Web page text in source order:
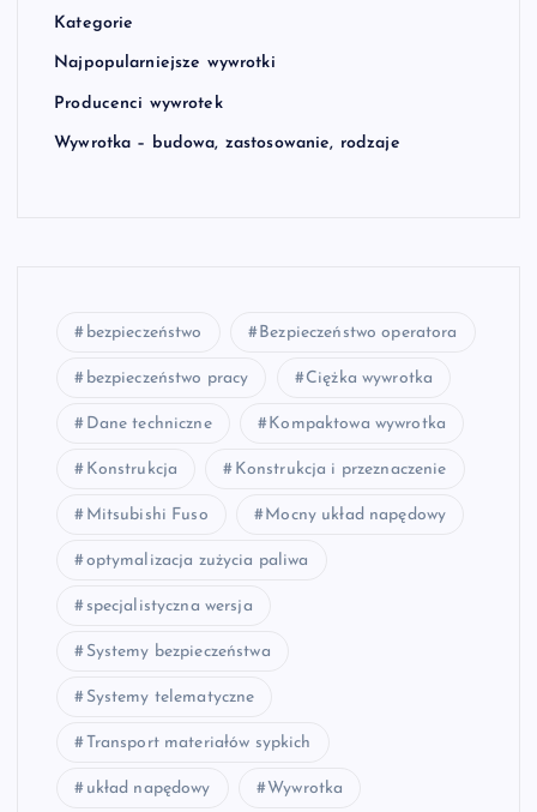
Kategorie
Najpopularniejsze wywrotki
Producenci wywrotek
Wywrotka – budowa, zastosowanie, rodzaje
bezpieczeństwo Bezpieczeństwo operatora
bezpieczeństwo pracy Ciężka wywrotka
Dane techniczne Kompaktowa wywrotka
Konstrukcja Konstrukcja i przeznaczenie
Mitsubishi Fuso Mocny układ napędowy
optymalizacja zużycia paliwa
specjalistyczna wersja
Systemy bezpieczeństwa
Systemy telematyczne
Transport materiałów sypkich
układ napędowy Wywrotka